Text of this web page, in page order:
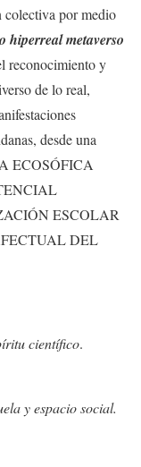
colectiva por medio
hiperreal metaverso
reconocimiento y
de lo real,
desde una
ECOSÓFICA
ESCOLAR
DEL
científico.
y espacio social.